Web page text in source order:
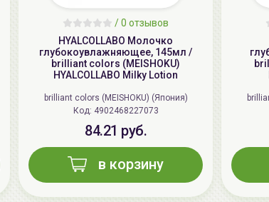
/0 отзывов
HYALCOLLABO Молочко
глубокоувлажняющее, 145мл /
brilliant colors (MEISHOKU)
HYALCOLLABO Milky Lotion
brilliant colors (MEISHOKU) (Япония)
Код: 4902468227073
84.21 руб.
в корзину